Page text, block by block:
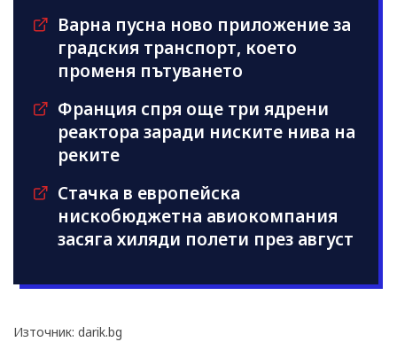
Варна пусна ново приложение за
градския транспорт, което
променя пътуването
Франция спря още три ядрени
реактора заради ниските нива на
реките
Стачка в европейска
нискобюджетна авиокомпания
засяга хиляди полети през август
Източник: darik.bg